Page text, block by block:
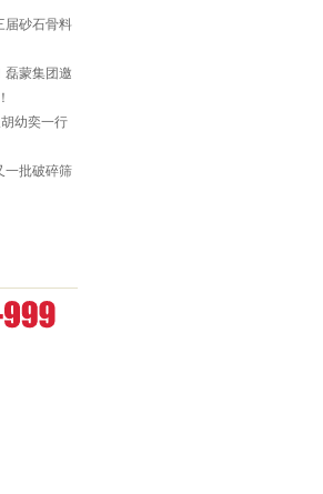
届砂石骨料
磊蒙集团邀
幼奕一行
一批破碎筛